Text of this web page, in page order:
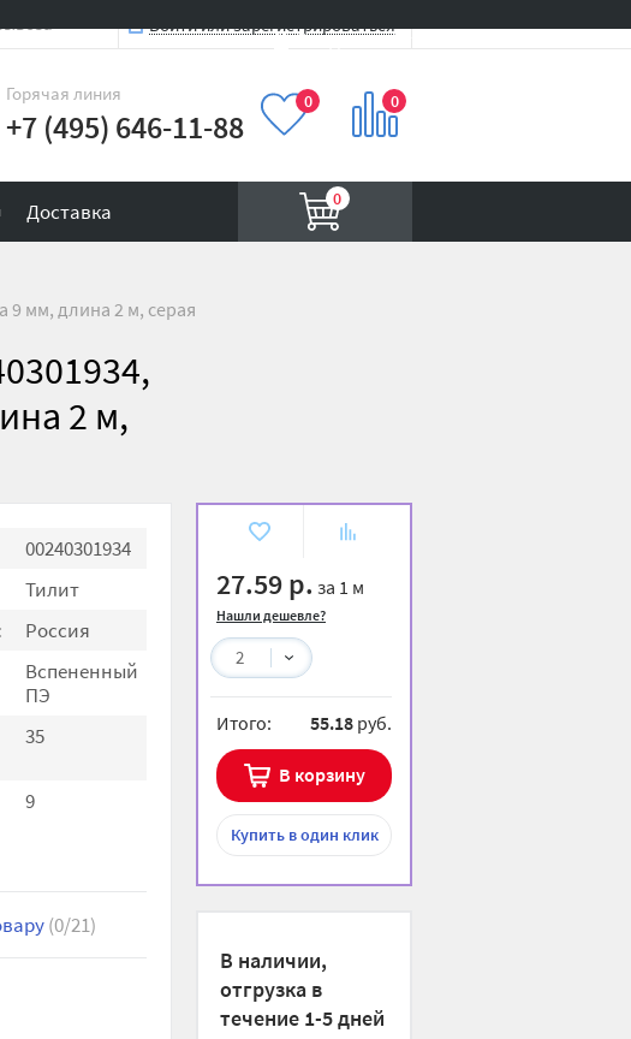
Войти или зарегистрироваться
Горячая линия
+7 (495) 646-11-88
0 0
Доставка 0
Вход на сайт
9 мм, длина 2 м, серая
2 м,
27.59 р. за 1 м
Нашли дешевле?
2
Итого: 55.18 руб.
В корзину
Купитьв один клик
В наличии,
отгрузка в
течение 1-5 дней
00240301934
Тилит
Россия
Вспененный
ПЭ
35
9
(0/21)